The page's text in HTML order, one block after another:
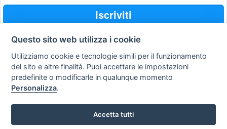
Iscriviti
Privacy
policy
Avviso
legale
Scrivici
Preferenze cookie
Copyright © 2008
SVILUPPO TURISMO ITALIA S.r.L. unipersonale
Questo sito web utilizza i cookie
Utilizziamo cookie e tecnologie simili per il funzionamento
del sito e altre finalità. Puoi accettare le impostazioni
predefinite o modificarle in qualunque momento
Personalizza.
Accetta tutti